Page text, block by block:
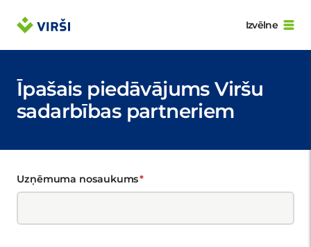
Izvēlne
Īpašais piedāvājums Viršu
sadarbības partneriem
Uzņēmuma nosaukums